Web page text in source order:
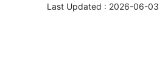
Last Updated : 2026-06-03